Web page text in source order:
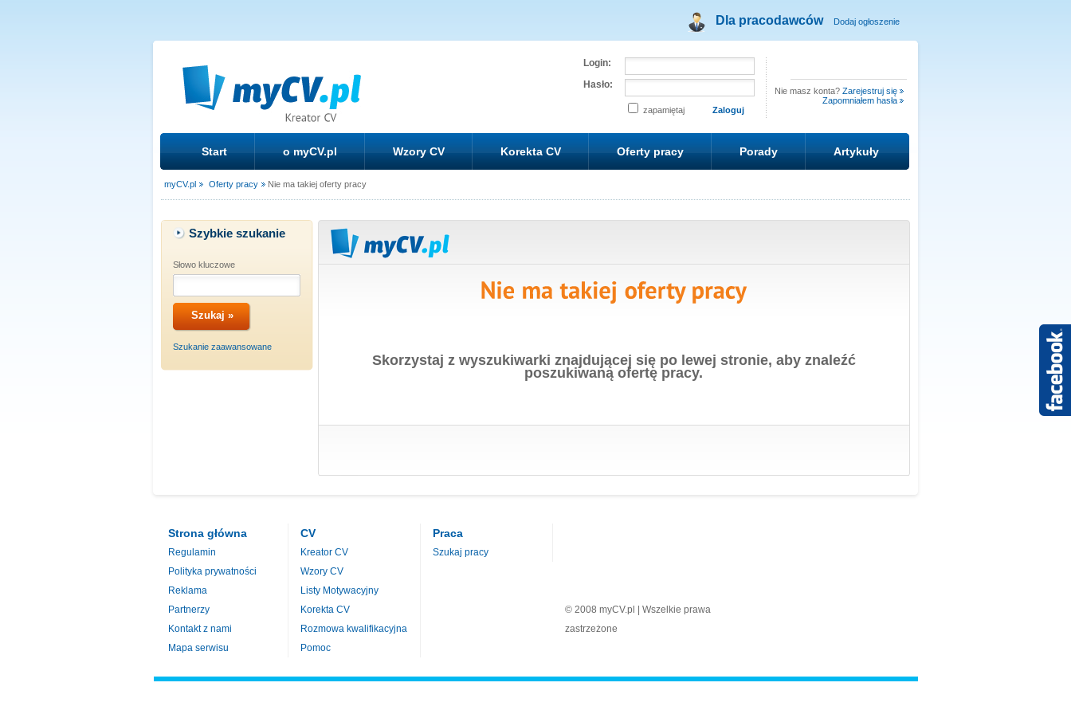
Dla pracodawców Dodaj ogłoszenie
Login:
Hasło:
zapamiętaj
Nie masz konta? Zarejestruj się
Zapomniałem hasła
Start o myCV.pl Wzory CV Korekta CV Oferty pracy Porady Artykuły
myCV.pl Oferty pracy Nie ma takiej oferty pracy
Szybkie szukanie
Słowo kluczowe
Szukanie zaawansowane
Skorzystaj z wyszukiwarki znajdującej się po lewej stronie, aby znaleźć
poszukiwaną ofertę pracy.
Strona główna
Regulamin
Polityka prywatności
Reklama
Partnerzy
Kontakt z nami
Mapa serwisu
CV
Kreator CV
Wzory CV
Listy Motywacyjny
Korekta CV
Rozmowa kwalifikacyjna
Pomoc
Praca
Szukaj pracy
© 2008 myCV.pl | Wszelkie prawa
zastrzeżone